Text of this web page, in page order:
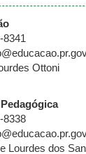
8341
Ottoni
8338
Lourdes dos